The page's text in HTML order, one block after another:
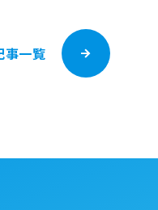
事一覧